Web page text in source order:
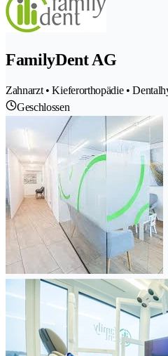
FamilyDent AG
Zahnarzt • Kieferorthopädie •
Geschlossen